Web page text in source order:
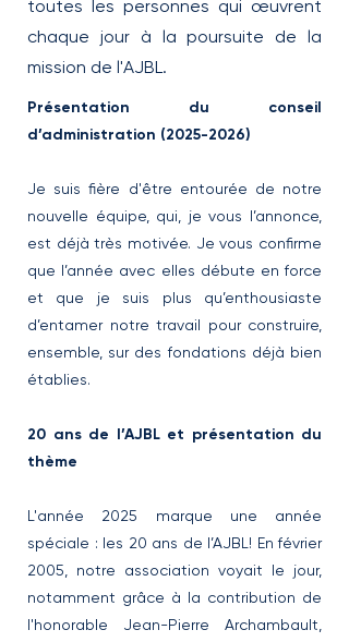
toutes les personnes qui œuvrent
chaque jour à la poursuite de la
mission de l'AJBL.
Présentation du conseil
d’administration (2025-2026)
Je suis fière d'être entourée de notre
nouvelle équipe, qui, je vous l’annonce,
est déjà très motivée. Je vous confirme
que l’année avec elles débute en force
et que je suis plus qu’enthousiaste
d’entamer notre travail pour construire,
ensemble, sur des fondations déjà bien
établies.
20 ans de l’AJBL et présentation du
thème
L'année 2025 marque une année
spéciale : les 20 ans de l’AJBL! En février
2005, notre association voyait le jour,
notamment grâce à la contribution de
l'honorable Jean-Pierre Archambault,